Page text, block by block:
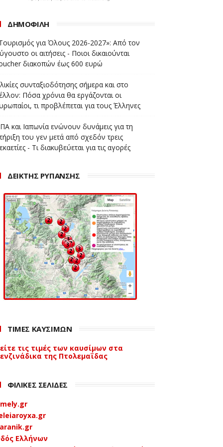
ΔΗΜΟΦΙΛΗ
για Όλους 2026-2027»: Από τον
οι αιτήσεις - Ποιοι δικαιούνται
διακοπών έως 600 ευρώ
συνταξιοδότησης σήμερα και στο
Πόσα χρόνια θα εργάζονται οι
τι προβλέπεται για τους Έλληνες
και Ιαπωνία ενώνουν δυνάμεις για τη
του γεν μετά από σχεδόν τρεις
- Τι διακυβεύεται για τις αγορές
ΔΕΙΚΤΗΣ ΡΥΠΑΝΣΗΣ
ΤΙΜΕΣ ΚΑΥΣΙΜΩΝ
τις τιμές των καυσίμων στα
της Πτολεμαΐδας
ΦΙΛΙΚΕΣ ΣΕΛΙΔΕΣ
Ελλήνων